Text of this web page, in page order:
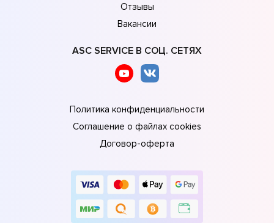
Отзывы
Вакансии
ASC SERVICE В СОЦ. СЕТЯХ
Политика конфиденциальности
Соглашение о файлах cookies
Договор-оферта